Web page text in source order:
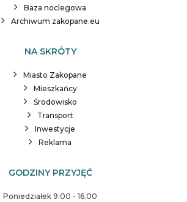
Baza noclegowa
Archiwum zakopane.eu
NA SKRÓTY
Miasto Zakopane
Mieszkańcy
Środowisko
Transport
Inwestycje
Reklama
GODZINY PRZYJĘĆ
Poniedziałek 9.00 - 16.00